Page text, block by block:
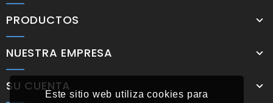
Este sitio web utiliza cookies para
PRODUCTOS
NUESTRA EMPRESA
SU CUENTA